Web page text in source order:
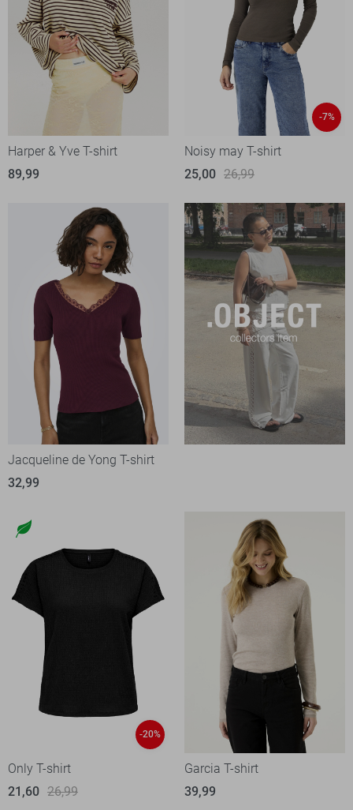
Harper & Yve T-shirt
89,99
-7%
Noisy may T-shirt
25,00 26,99
Jacqueline de Yong T-shirt
32,99
-20%
Only T-shirt
21,60 26,99
Garcia T-shirt
39,99